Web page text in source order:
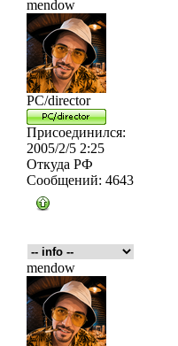
mendow
PC/director
Присоединился:
2005/2/5 2:25
Откуда РФ
Сообщений: 4643
mendow